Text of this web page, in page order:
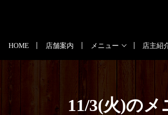
HOME 店舗案内 メニュー 店主紹
11/3(火)の